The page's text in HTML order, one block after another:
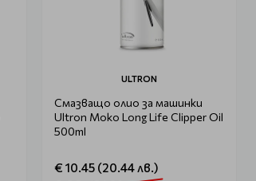
ULTRON
Смазващo олио за машинки
Ultron Moko Long Life Clipper Oil
500ml
€ 10.45 (20.44 лв.)